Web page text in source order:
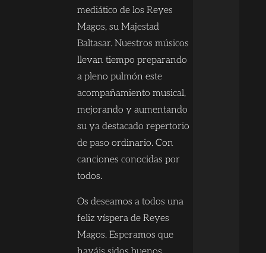
mediático de los Reyes
Magos, su Majestad
Baltasar. Nuestros músicos
llevan tiempo preparando
a pleno pulmón este
acompañamiento musical,
mejorando y aumentando
su ya destacado repertorio
de paso ordinario. Con
canciones conocidas por
todos.
Os deseamos a todos una
feliz víspera de Reyes
Magos. Esperamos que